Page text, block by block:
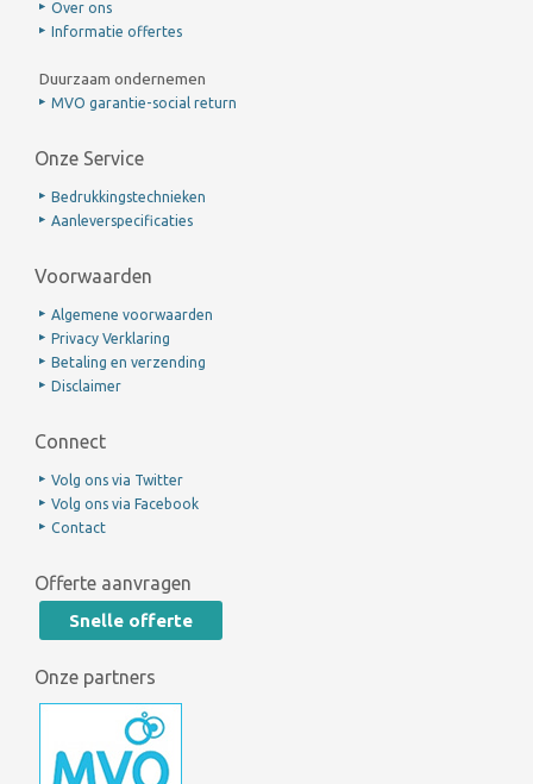
Over ons
Informatie offertes
Duurzaam ondernemen
MVO garantie-social return
Onze Service
Bedrukkingstechnieken
Aanleverspecificaties
Voorwaarden
Algemene voorwaarden
Privacy Verklaring
Betaling en verzending
Disclaimer
Connect
Volg ons via Twitter
Volg ons via Facebook
Contact
Offerte aanvragen
Snelle offerte
Onze partners